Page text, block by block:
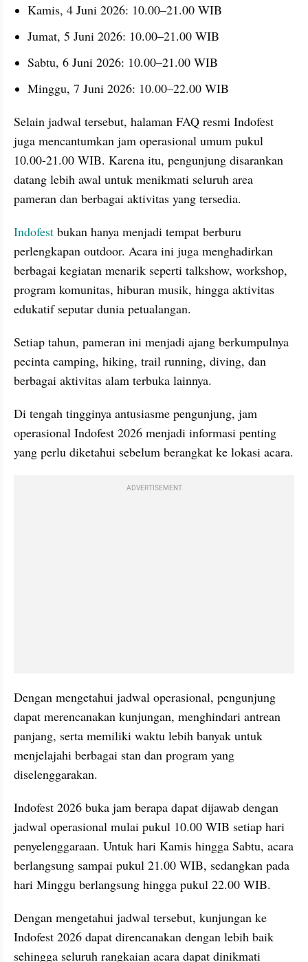
Kamis, 4 Juni 2026: 10.00–21.00 WIB
Jumat, 5 Juni 2026: 10.00–21.00 WIB
Sabtu, 6 Juni 2026: 10.00–21.00 WIB
Minggu, 7 Juni 2026: 10.00–22.00 WIB
Selain jadwal tersebut, halaman FAQ resmi Indofest
juga mencantumkan jam operasional umum pukul
10.00-21.00 WIB. Karena itu, pengunjung disarankan
datang lebih awal untuk menikmati seluruh area
pameran dan berbagai aktivitas yang tersedia.
Indofest bukan hanya menjadi tempat berburu
perlengkapan outdoor. Acara ini juga menghadirkan
berbagai kegiatan menarik seperti talkshow, workshop,
program komunitas, hiburan musik, hingga aktivitas
edukatif seputar dunia petualangan.
Setiap tahun, pameran ini menjadi ajang berkumpulnya
pecinta camping, hiking, trail running, diving, dan
berbagai aktivitas alam terbuka lainnya.
Di tengah tingginya antusiasme pengunjung, jam
operasional Indofest 2026 menjadi informasi penting
yang perlu diketahui sebelum berangkat ke lokasi acara.
ADVERTISEMENT
Dengan mengetahui jadwal operasional, pengunjung
dapat merencanakan kunjungan, menghindari antrean
panjang, serta memiliki waktu lebih banyak untuk
menjelajahi berbagai stan dan program yang
diselenggarakan.
Indofest 2026 buka jam berapa dapat dijawab dengan
jadwal operasional mulai pukul 10.00 WIB setiap hari
penyelenggaraan. Untuk hari Kamis hingga Sabtu, acara
berlangsung sampai pukul 21.00 WIB, sedangkan pada
hari Minggu berlangsung hingga pukul 22.00 WIB.
Dengan mengetahui jadwal tersebut, kunjungan ke
Indofest 2026 dapat direncanakan dengan lebih baik
sehingga seluruh rangkaian acara dapat dinikmati